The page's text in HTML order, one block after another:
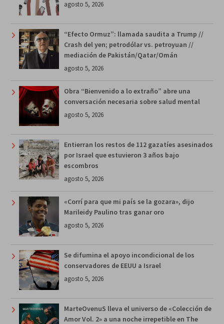
agosto 5, 2026
“Efecto Ormuz”: llamada saudita a Trump //
Crash del yen; petrodólar vs. petroyuan //
mediación de Pakistán/Qatar/Omán
agosto 5, 2026
Obra “Bienvenido a lo extraño” abre una
conversación necesaria sobre salud mental
agosto 5, 2026
Entierran los restos de 112 gazatíes asesinados
por Israel que estuvieron 3 años bajo
escombros
agosto 5, 2026
«Corrí para que mi país se la gozara», dijo
Marileidy Paulino tras ganar oro
agosto 5, 2026
Se difumina el apoyo incondicional de los
conservadores de EEUU a Israel
agosto 5, 2026
MarteOvenuS lleva el universo de «Colección de
Amor Vol. 2» a una noche irrepetible en The